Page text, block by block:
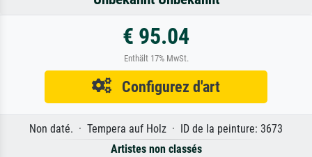
€ 95.04
Enthält 17% MwSt.
Configurez d'art
Non daté. · Tempera auf Holz · ID de la peinture: 3673
Artistes non classés